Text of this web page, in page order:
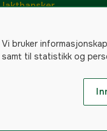
Jakthansker
Vi bruker
samt til statistikk og